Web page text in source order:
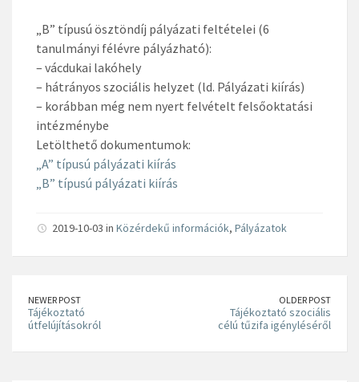
„B” típusú ösztöndíj pályázati feltételei (6
tanulmányi félévre pályázható):
– vácdukai lakóhely
– hátrányos szociális helyzet (ld. Pályázati kiírás)
– korábban még nem nyert felvételt felsőoktatási
intézménybe
Letölthető dokumentumok:
„A” típusú pályázati kiírás
„B” típusú pályázati kiírás
2019-10-03 in Közérdekű információk, Pályázatok
NEWER POST
Tájékoztató
útfelújításokról
OLDER POST
Tájékoztató szociális
célú tűzifa igényléséről